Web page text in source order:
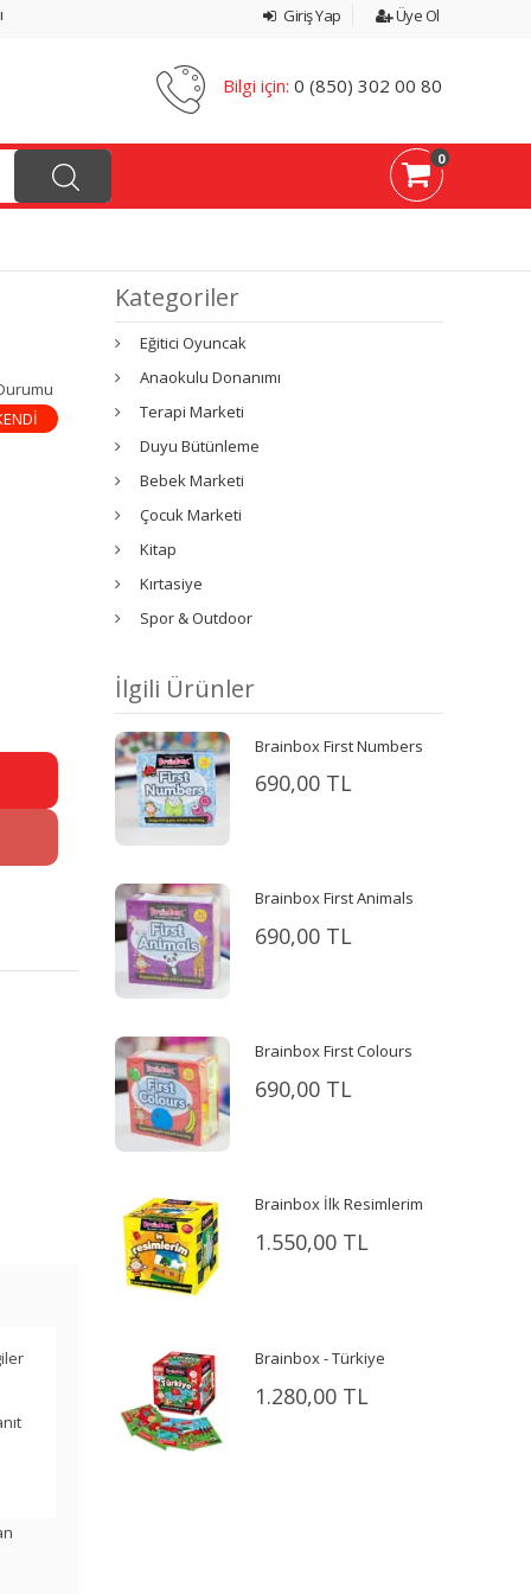
Giriş Yap Üye Ol
Bilgi için: 0 (850) 302 00 80
0
Kategoriler
Eğitici Oyuncak
Anaokulu Donanımı
Terapi Marketi
Duyu Bütünleme
Bebek Marketi
Çocuk Marketi
Kitap
Kırtasiye
Spor & Outdoor
İlgili Ürünler
Brainbox First Numbers
690,00 TL
Brainbox First Animals
690,00 TL
Brainbox First Colours
690,00 TL
Brainbox İlk Resimlerim
1.550,00 TL
Brainbox - Türkiye
1.280,00 TL